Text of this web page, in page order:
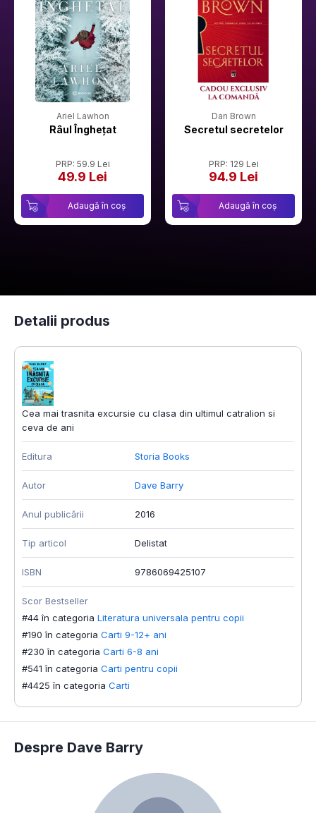
Ariel Lawhon
Râul Înghețat
PRP: 59.9 Lei
49.9 Lei
Adaugă în coș
Dan Brown
Secretul secretelor
PRP: 129 Lei
94.9 Lei
Adaugă în coș
Detalii produs
Cea mai trasnita excursie cu clasa din ultimul catralion si
ceva de ani
Editura Storia Books
Autor Dave Barry
Anul publicării 2016
Tip articol Delistat
ISBN 9786069425107
Scor Bestseller
#44 în categoria Literatura universala pentru copii
#190 în categoria Carti 9-12+ ani
#230 în categoria Carti 6-8 ani
#541 în categoria Carti pentru copii
#4425 în categoria Carti
Despre Dave Barry